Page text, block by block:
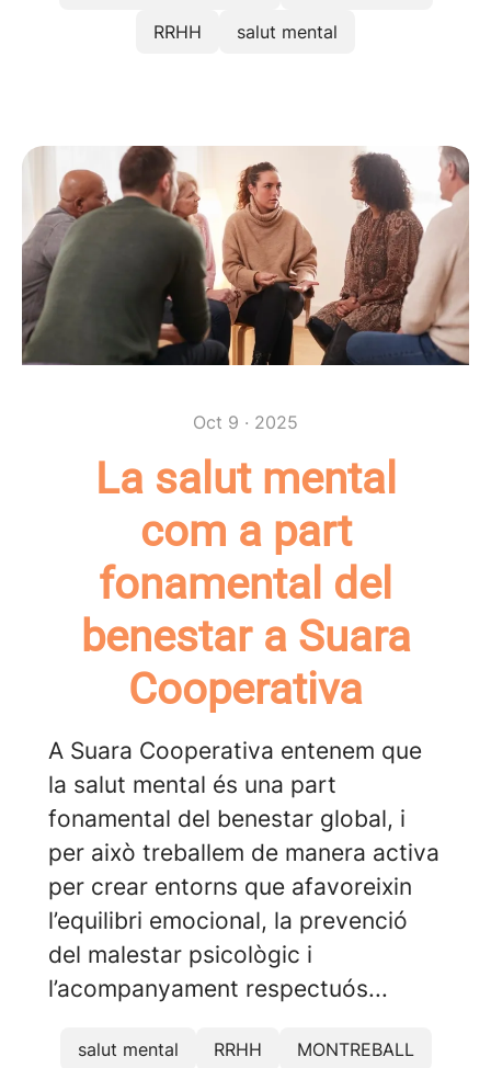
RRHH
salut mental
Oct 9 · 2025
La salut mental
com a part
fonamental del
benestar a Suara
Cooperativa
A Suara Cooperativa entenem que
la salut mental és una part
fonamental del benestar global, i
per això treballem de manera activa
per crear entorns que afavoreixin
l’equilibri emocional, la prevenció
del malestar psicològic i
l’acompanyament respectuós...
salut mental RRHH
MONTREBALL